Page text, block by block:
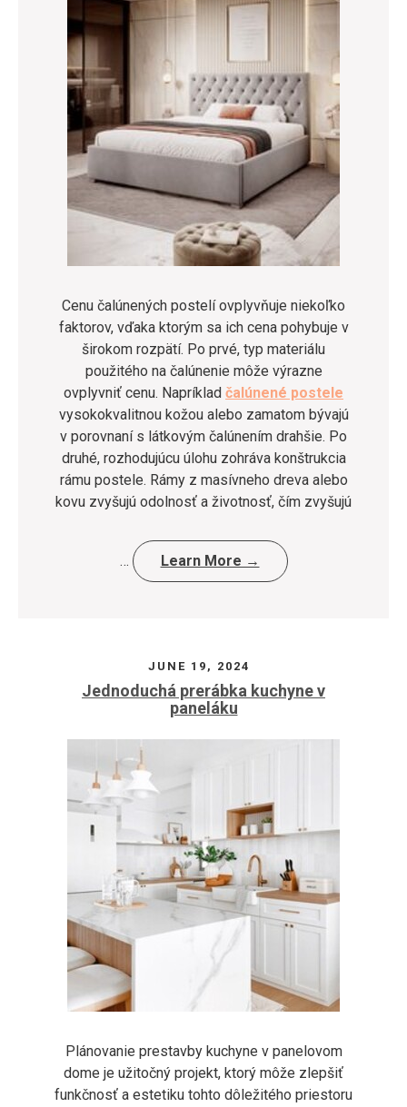
Cenu čalúnených postelí ovplyvňuje niekoľko
faktorov, vďaka ktorým sa ich cena pohybuje v
širokom rozpätí. Po prvé, typ materiálu
použitého na čalúnenie môže výrazne
ovplyvniť cenu. Napríklad čalúnené postele
vysokokvalitnou kožou alebo zamatom bývajú
v porovnaní s látkovým čalúnením drahšie. Po
druhé, rozhodujúcu úlohu zohráva konštrukcia
rámu postele. Rámy z masívneho dreva alebo
kovu zvyšujú odolnosť a životnosť, čím zvyšujú
… Learn More →
JUNE 19, 2024
Jednoduchá prerábka kuchyne v
paneláku
Plánovanie prestavby kuchyne v panelovom
dome je užitočný projekt, ktorý môže zlepšiť
funkčnosť a estetiku tohto dôležitého priestoru